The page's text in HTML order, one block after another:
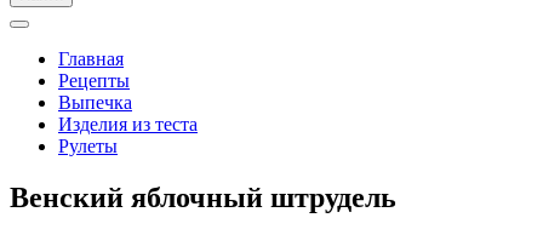
Главная
Рецепты
Выпечка
Изделия из теста
Рулеты
Венский яблочный штрудель